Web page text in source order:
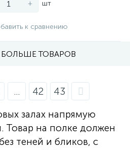
+ шт
к сравнению
БОЛЬШЕ ТОВАРОВ
... 42
43
залах напрямую
Товар на полке должен
теней и бликов, с